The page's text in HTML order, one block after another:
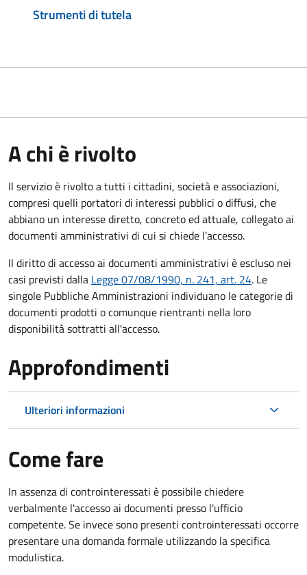
Strumenti di tutela
A chi è rivolto
Il servizio è rivolto a tutti i cittadini, società e associazioni,
compresi quelli portatori di interessi pubblici o diffusi, che
abbiano un interesse diretto, concreto ed attuale, collegato ai
documenti amministrativi di cui si chiede l’accesso.
Il diritto di accesso ai documenti amministrativi è escluso nei
casi previsti dalla Legge 07/08/1990, n. 241, art. 24. Le
singole Pubbliche Amministrazioni individuano le categorie di
documenti prodotti o comunque rientranti nella loro
disponibilità sottratti all'accesso.
Approfondimenti
Ulteriori informazioni
Come fare
In assenza di controinteressati è possibile chiedere
verbalmente l'accesso ai documenti presso l'ufficio
competente. Se invece sono presenti controinteressati occorre
presentare una domanda formale utilizzando la specifica
modulistica.